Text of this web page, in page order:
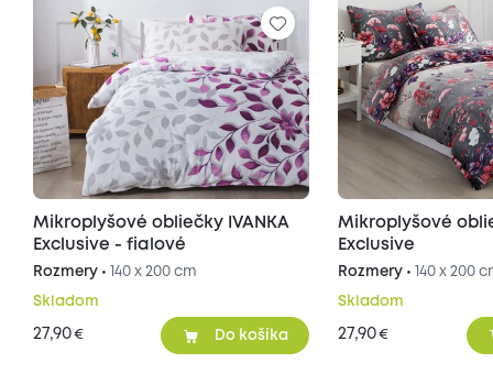
Mikroplyšové obliečky IVANKA
Exclusive - fialové
Rozmery • 140 x 200 cm
Skladom
27,90€ Do košíka
Mikroplyšové
Exclusive
Rozmery • 140 x 200
Skladom
27,90€